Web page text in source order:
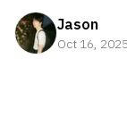
Jason
Oct 16, 2025